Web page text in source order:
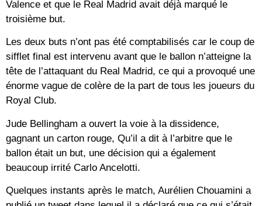
Valence et que le Real Madrid avait déjà marqué le
troisième but.
Les deux buts n’ont pas été comptabilisés car le coup de
sifflet final est intervenu avant que le ballon n’atteigne la
tête de l’attaquant du Real Madrid, ce qui a provoqué une
énorme vague de colère de la part de tous les joueurs du
Royal Club.
Jude Bellingham a ouvert la voie à la dissidence,
gagnant un carton rouge, Qu’il a dit à l’arbitre que le
ballon était un but, une décision qui a également
beaucoup irrité Carlo Ancelotti.
Quelques instants après le match, Aurélien Chouamini a